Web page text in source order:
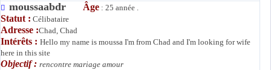
moussaabdr Âge : 25 année .
Statut : Célibataire
Adresse :Chad, Chad
Intérêts : Hello my name is moussa I'm from Chad and I'm looking for wife
here in this site
Objectif : rencontre mariage amour